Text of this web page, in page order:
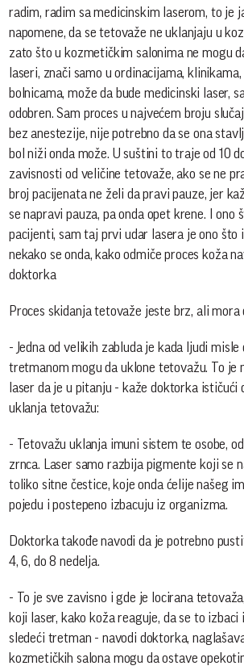
radim, radim sa medicinskim laserom, to je
napomene, da se tetovaže ne uklanjaju u
zato što u kozmetičkim salonima ne mogu
laseri, znači samo u ordinacijama,
bolnicama, može da bude medicinski laser,
odobren. Sam proces u najvećem broju
bez anestezije, nije potrebno da se ona
bol niži onda može. U suštini to traje od 10
zavisnosti od veličine tetovaže, ako se ne
broj pacijenata ne želi da pravi pauze, jer
se napravi pauza, pa onda opet krene. I ono
pacijenti, sam taj prvi udar lasera je ono što
nekako se onda, kako odmiče proces koža
doktorka
Proces skidanja tetovaže jeste brz, ali mora
- Jedna od velikih zabluda je kada ljudi misle
tretmanom mogu da uklone tetovažu. To je
laser da je u pitanju - kaže doktorka ističući
uklanja tetovažu:
- Tetovažu uklanja imuni sistem te osobe,
zrnca. Laser samo razbija pigmente koji se
toliko sitne čestice, koje onda ćelije našeg
pojedu i postepeno izbacuju iz organizma.
Doktorka takođe navodi da je potrebno
4, 6, do 8 nedelja.
- To je sve zavisno i gde je locirana
koji laser, kako koža reaguje, da se to izbaci
sledeći tretman - navodi doktorka,
kozmetičkih salona mogu da ostave